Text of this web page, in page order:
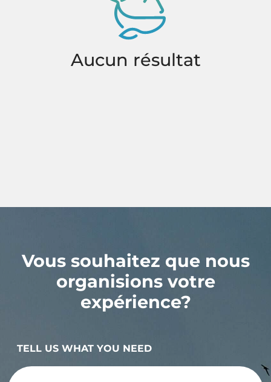
Aucun résultat
Vous souhaitez que nous
organisions votre
expérience?
TELL US WHAT YOU NEED